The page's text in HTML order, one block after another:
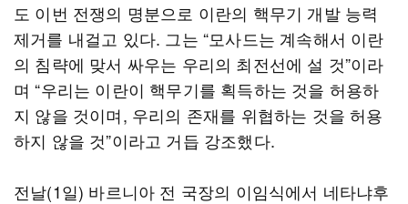
도 이번 전쟁의 명분으로 이란의 핵무기 개발 능력
제거를 내걸고 있다. 그는 “모사드는 계속해서 이란
의 침략에 맞서 싸우는 우리의 최전선에 설 것”이라
며 “우리는 이란이 핵무기를 획득하는 것을 허용하
지 않을 것이며, 우리의 존재를 위협하는 것을 허용
하지 않을 것”이라고 거듭 강조했다.
전날(1일) 바르니아 전 국장의 이임식에서 네타냐후